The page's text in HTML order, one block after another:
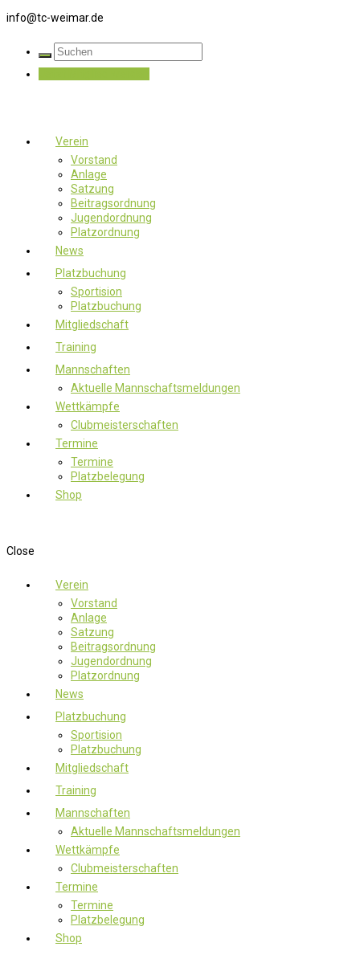
info@tc-weimar.de
Verein
Vorstand
Anlage
Satzung
Beitragsordnung
Jugendordnung
Platzordnung
News
Platzbuchung
Sportision
Platzbuchung
Mitgliedschaft
Training
Mannschaften
Aktuelle Mannschaftsmeldungen
Wettkämpfe
Clubmeisterschaften
Termine
Termine
Platzbelegung
Shop
Close
Verein
Vorstand
Anlage
Satzung
Beitragsordnung
Jugendordnung
Platzordnung
News
Platzbuchung
Sportision
Platzbuchung
Mitgliedschaft
Training
Mannschaften
Aktuelle Mannschaftsmeldungen
Wettkämpfe
Clubmeisterschaften
Termine
Termine
Platzbelegung
Shop